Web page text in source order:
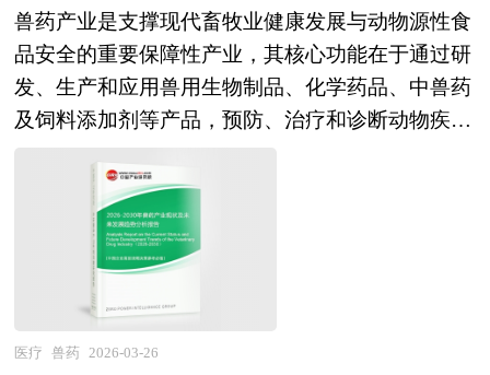
而成。本报告主要分析了国内企业并购重组政策及
规模、上市公司并购重组与操作策略、生物医药行
业兼并重组动因、生物医药企业兼并重组风险及对
策建议，最后对生物医药企业海外并购风险及策
并购重组发展动态，把握市场机会，正确制定企业
发展战略的必备参考工具，极具参考价值！
化深化与健康消费升级共振的战略机遇。需求演进
维度，随着"60后"新老年群体规模扩张与健康意识
觉醒，对慢病管理、康复护理、心理健康及品质养
老的需求将呈爆发式增长，推动健康服务从疾病治
于健康大数据的个性化风险评估、AI驱动的智能健
康管理及远程医疗的常态化应用，将构建"预防-干
预-治疗-康复"全链条数字化健康服务体系；产业融
合维度，医疗、养老、体育、旅游、保险及食品的
跨界融合将催生健康管理、健康旅居、运动康复及
健康金融等新业态，丰富大健康产业内涵；制度创
括医疗资质审批绿色通道、科研经费补贴、人才引
进激励、税收优惠等，以降低企业运营成本，提升
整体竞争力。由于微整形行业对安全性、合规性和
技术专业性要求极高，微整形产业园区还承担着规
范行业标准、强化医疗监管、推动产学研融合的重
要职能，有助于提升区域在高端医疗服务领域的影
响力。 "产业园区"是执行城市产业职能的重要空间
形态，园区在改善区域投资环境、引进外资、促进
产业结构调整和发展经济等方面发挥积极的辐射、
示范和带动作用，成为城市经济腾飞的助推器。产
业园区是区域经济发展、产业调整和升级的重要空
兽药产业是支撑现代畜牧业健康发展与动物源性食
品安全的重要保障性产业，其核心功能在于通过研
发、生产和应用兽用生物制品、化学药品、中兽药
及饲料添加剂等产品，预防、治疗和诊断动物疾
健康与公共卫生安全，维护人类食品安全与生态平
衡。从产业范畴来看，兽药产业涵盖上游原料药与
生物材料（抗生素中间体、疫苗毒株、佐剂、培养
基、中药材），中游制剂生产与研发（兽用疫苗、
化学药品制剂、中兽药、诊断试剂、饲料药物添加
剂），以及下游流通与应用服务（兽药经销商、养
医疗 兽药 2026-03-26